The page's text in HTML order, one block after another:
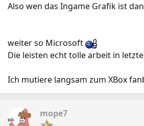
Also wen das Ingame Grafik ist
weiter so Microsoft
Die leisten echt tolle arbeit in
Ich mutiere langsam zum XBox
mope7